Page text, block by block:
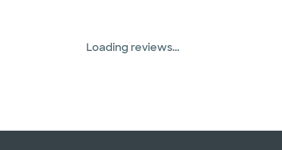
Loading reviews...